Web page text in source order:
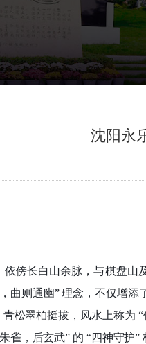
沈阳永
傍长白山余脉，与棋盘
曲则通幽” 理念，不仅增
松翠柏挺拔，风水上称为
雀，后玄武” 的 “四神守护